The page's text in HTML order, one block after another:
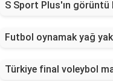
S Sport Plus'ın görüntü
Futbol oynamak yağ
Türkiye final voleybol